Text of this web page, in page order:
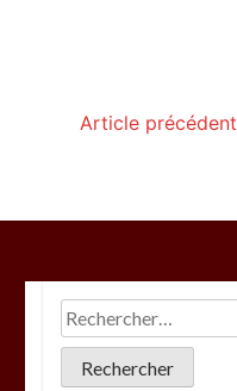
Article précédent